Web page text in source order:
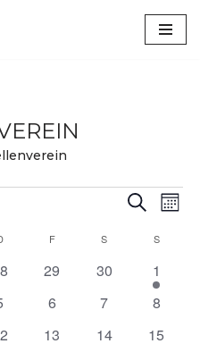
UND
Suche
F S S
0
29
0
Veranstaltungen
30
1
1
0
6
0
7
0
8
0
13
0
14
0
15